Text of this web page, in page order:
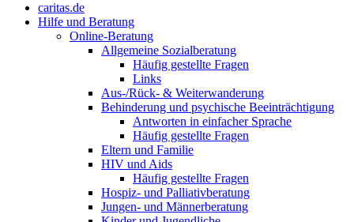
caritas.de
Hilfe und Beratung
Online-Beratung
Allgemeine Sozialberatung
Häufig gestellte Fragen
Links
Aus-/Rück- & Weiterwanderung
Behinderung und psychische Beeinträchtigung
Antworten in einfacher Sprache
Häufig gestellte Fragen
Eltern und Familie
HIV und Aids
Häufig gestellte Fragen
Hospiz- und Palliativberatung
Jungen- und Männerberatung